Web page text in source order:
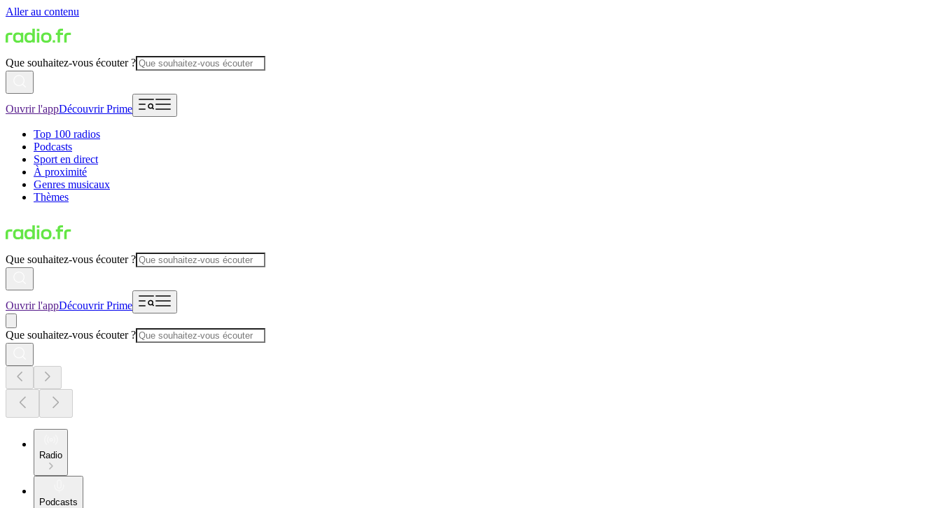
Aller au contenu
Que souhaitez-vous écouter ?
Ouvrir l'appDécouvrir Prime
Top 100 radios
Podcasts
Sport en direct
À proximité
Genres musicaux
Thèmes
Que souhaitez-vous écouter ?
Ouvrir l'appDécouvrir Prime
Que souhaitez-vous écouter ?
Radio
Podcasts